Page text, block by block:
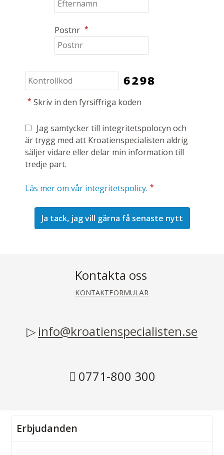
Postnr *
* Skriv in den fyrsiffriga koden
Jag samtycker till integritetspolocyn och
är trygg med att Kroatienspecialisten aldrig
säljer vidare eller delar min information till
tredje part.
Läs mer om vår integritetspolicy. *
Kontakta oss
KONTAKTFORMULÄR
info@kroatienspecialisten.se
0771-800 300
Erbjudanden